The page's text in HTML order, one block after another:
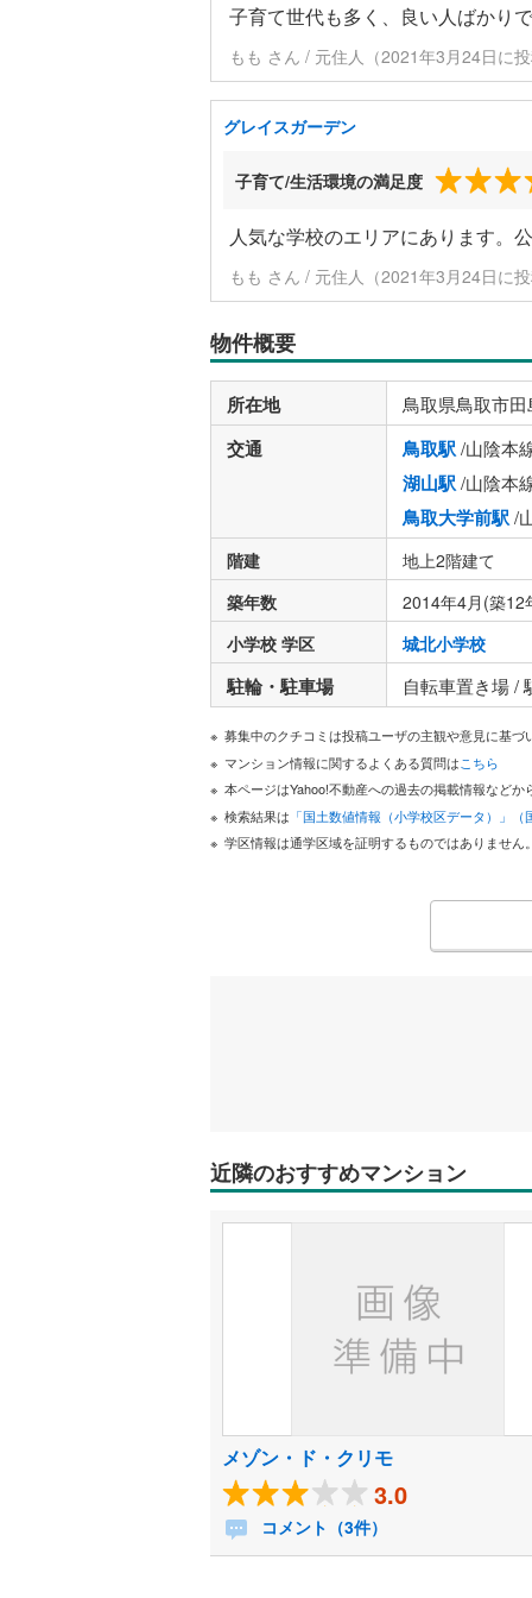
子育て世代も多く、良い人ばかり
もも さん / 元住人（2021年3月24日に
グレイスガーデン
子育て/生活環境の満足度
人気な学校のエリアにあります。
もも さん / 元住人（2021年3月24日に
物件概要
所在地 鳥取県鳥取市田
交通 鳥取駅/山陰本
湖山駅/山陰本
鳥取大学前駅/
階建
地上2階建て
築年数
2014年4月(築12
小学校 学区
城北小学校
駐輪・駐車場 自転車置き場 /
募集中のクチコミは投稿ユーザの主観や意見に基
マンション情報に関するよくある質問はこちら
本ページはYahoo!不動産への過去の掲載情報など
検索結果は 「国土数値情報（小学校区データ）」（
学区情報は通学区域を証明するものではありませ
近隣のおすすめマンション
メゾン・ド・クリモ
3.0
コメント（3件）